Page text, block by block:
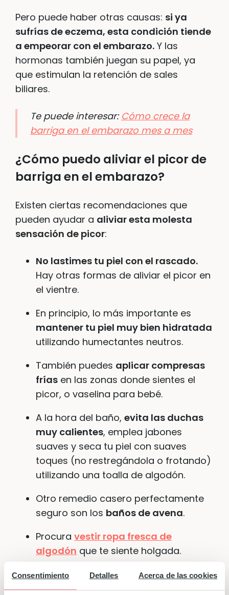
Consentimiento Detalles Acerca de las cookies
Pero puede haber otras causas: si ya
sufrías de eczema, esta condición tiende
a empeorar con el embarazo. Y las
hormonas también juegan su papel, ya
que estimulan la retención de sales
biliares.
Te puede interesar: Cómo crece la
barriga en el embarazo mes a mes
¿Cómo puedo aliviar el picor de
barriga en el embarazo?
Existen ciertas recomendaciones que
pueden ayudar a aliviar esta molesta
sensación de picor:
No lastimes tu piel con el rascado.
Hay otras formas de aliviar el picor en
el vientre.
En principio, lo más importante es
mantener tu piel muy bien hidratada
utilizando humectantes neutros.
También puedes aplicar compresas
frías en las zonas donde sientes el
picor, o vaselina para bebé.
A la hora del baño, evita las duchas
muy calientes, emplea jabones
suaves y seca tu piel con suaves
toques (no restregándola o frotando)
utilizando una toalla de algodón.
Otro remedio casero perfectamente
seguro son los baños de avena.
Procura vestir ropa fresca de
algodón que te siente holgada.
Evita la exposición al solo
permanecer en sitios donde hace